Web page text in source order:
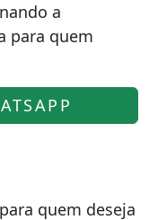
a
para quem
quem deseja